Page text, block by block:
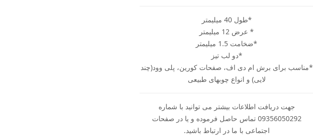
*طول 40 میلیمتر
* عرض 12 میلیمتر
*ضخامت 1.5 میلیمتر
*دو لب تیز
*مناسب برای برش ام دی اف، صفحات کورین، پلی وود(چند
لایی) و انواع چوبهای طبیعی
جهت دریافت اطلاعات بیشتر می توانید با شماره
09356050292 تماس حاصل فرموده و یا در صفحات
اجتماعی با ما در ارتباط باشید.